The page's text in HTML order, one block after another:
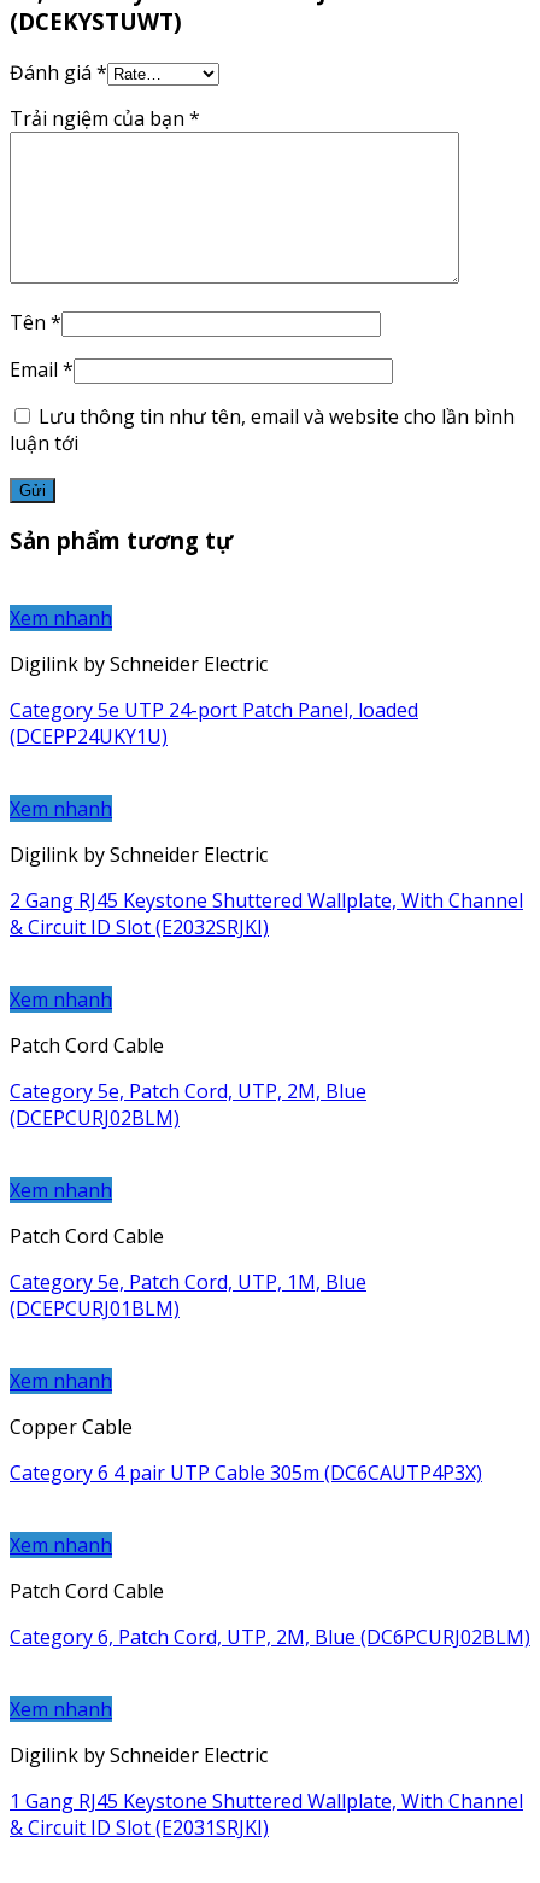
(DCEKYSTUWT)
Đánh giá *
Trải ngiệm của bạn *
Tên *
Email *
Lưu thông tin như tên, email và website cho lần bình
luận tới
Sản phẩm tương tự
Xem nhanh
Digilink by Schneider Electric
Category 5e UTP 24-port Patch Panel, loaded
(DCEPP24UKY1U)
Xem nhanh
Digilink by Schneider Electric
2 Gang RJ45 Keystone Shuttered Wallplate, With Channel
& Circuit ID Slot (E2032SRJKI)
Xem nhanh
Patch Cord Cable
Category 5e, Patch Cord, UTP, 2M, Blue
(DCEPCURJ02BLM)
Xem nhanh
Patch Cord Cable
Category 5e, Patch Cord, UTP, 1M, Blue
(DCEPCURJ01BLM)
Xem nhanh
Copper Cable
Category 6 4 pair UTP Cable 305m (DC6CAUTP4P3X)
Xem nhanh
Patch Cord Cable
Category 6, Patch Cord, UTP, 2M, Blue (DC6PCURJ02BLM)
Xem nhanh
Digilink by Schneider Electric
1 Gang RJ45 Keystone Shuttered Wallplate, With Channel
& Circuit ID Slot (E2031SRJKI)